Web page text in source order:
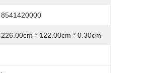
8541420000
226.00cm * 122.00cm * 0.30cm